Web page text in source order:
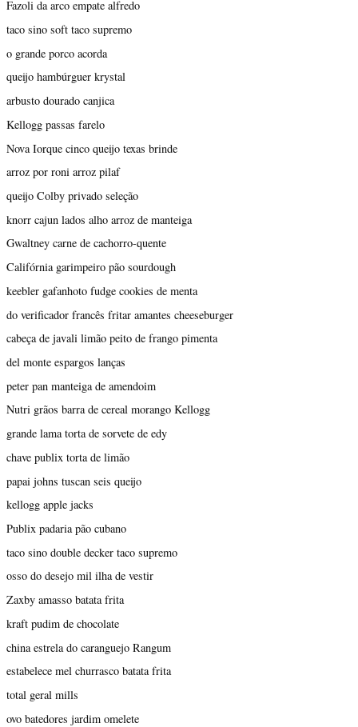
Fazoli da arco empate alfredo
taco sino soft taco supremo
o grande porco acorda
queijo hambúrguer krystal
arbusto dourado canjica
Kellogg passas farelo
Nova Iorque cinco queijo texas brinde
arroz por roni arroz pilaf
queijo Colby privado seleção
knorr cajun lados alho arroz de manteiga
Gwaltney carne de cachorro-quente
Califórnia garimpeiro pão sourdough
keebler gafanhoto fudge cookies de menta
do verificador francês fritar amantes cheeseburger
cabeça de javali limão peito de frango pimenta
del monte espargos lanças
peter pan manteiga de amendoim
Nutri grãos barra de cereal morango Kellogg
grande lama torta de sorvete de edy
chave publix torta de limão
papai johns tuscan seis queijo
kellogg apple jacks
Publix padaria pão cubano
taco sino double decker taco supremo
osso do desejo mil ilha de vestir
Zaxby amasso batata frita
kraft pudim de chocolate
china estrela do caranguejo Rangum
estabelece mel churrasco batata frita
total geral mills
ovo batedores jardim omelete